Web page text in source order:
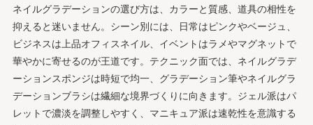
イルグラデーションの選び方
サロンで叶うネイルグラデーションの相場や満足
度を徹底解説
セルフでお得に楽しむネイルグラデーションの節
約術＆上達のコツ
ネイルグラデーションが長持ちするプロの塗り方＆手軽
な自宅ケアの裏技
ネイルグラデーションの選び方は、カラーと質感、道具の相性を
抑えると迷いません。シーン別には、日常はピンクやベージュ、
ビジネスは上品オフィスネイル、イベントはラメやマグネットで
華やかに寄せるのが王道です。テクニック面では、ネイルグラデ
ーションスポンジは時短で均一、グラデーション筆やネイルグラ
デーションブラシは繊細な境界づくりに向きます。ジェル派はパ
レットで濃淡を調整しやすく、マニキュア派は速乾性を意識する